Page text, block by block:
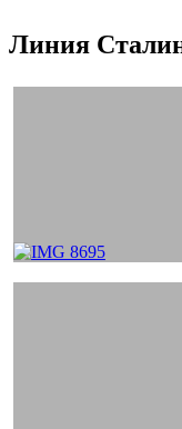
Линия